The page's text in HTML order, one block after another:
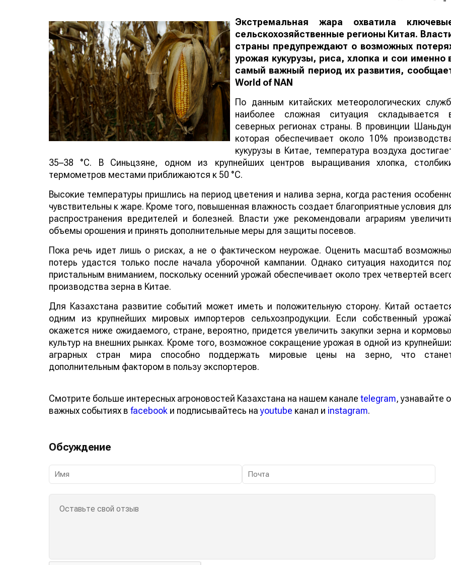
Экстремальная жара охватила
сельскохозяйственные регионы Китая.
страны предупреждают о возможных
урожая кукурузы, риса, хлопка и сои именно
самый важный период их развития,
World of NAN
По данным китайских метеорологических
наиболее сложная ситуация складывается
северных регионах страны. В провинции
которая обеспечивает около 10%
кукурузы в Китае, температура воздуха
35–38 °C. В Синьцзяне, одном из крупнейших центров выращивания хлопка,
термометров местами приближаются к 50 °C.
Высокие температуры пришлись на период цветения и налива зерна, когда растения
чувствительны к жаре. Кроме того, повышенная влажность создает благоприятные условия
распространения вредителей и болезней. Власти уже рекомендовали аграриям
объемы орошения и принять дополнительные меры для защиты посевов.
Пока речь идет лишь о рисках, а не о фактическом неурожае. Оценить масштаб
потерь удастся только после начала уборочной кампании. Однако ситуация находится
пристальным вниманием, поскольку осенний урожай обеспечивает около трех четвертей
производства зерна в Китае.
Для Казахстана развитие событий может иметь и положительную сторону. Китай
одним из крупнейших мировых импортеров сельхозпродукции. Если собственный
окажется ниже ожидаемого, стране, вероятно, придется увеличить закупки зерна и
культур на внешних рынках. Кроме того, возможное сокращение урожая в одной из
аграрных стран мира способно поддержать мировые цены на зерно, что
дополнительным фактором в пользу экспортеров.
Смотрите больше интересных агроновостей Казахстана на нашем канале telegram, узнавайте о
важных событиях в facebook и подписывайтесь наyoutube канал и instagram.
Обсуждение